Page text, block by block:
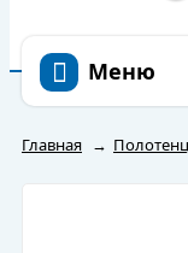
Меню
Главная →